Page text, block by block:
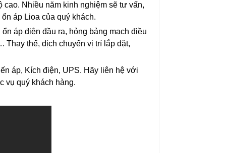
cao. Nhiều năm kinh nghiệm sẽ tư vấn,
áp Lioa của quý khách.
áp điện đầu ra, hỏng bảng mạch điều
Thay thế, dịch chuyển vị trí lắp đặt,
áp, Kích điện, UPS. Hãy liên hệ với
vụ quý khách hàng.